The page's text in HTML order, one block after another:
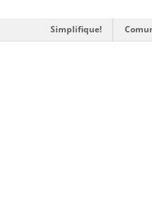
Simplifique!